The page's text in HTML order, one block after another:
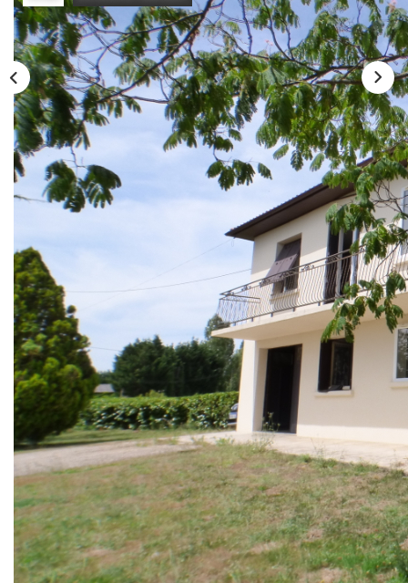
Description
Réf : 1078M
MANDAT SUCCÈS : Dans un environnement calme,
maison sur sous-sol comprenant en rez-de-chausée une
entrée, une pièce aménageable et un garage. A l'étage se
trouve une pièce de vie avec accès direct à un balcon,
cuisine, dégagement, 3 chambres, salle d'eau moderne et
WC. Le tout sur 5000 m² de terrain.
CONFORT : environnement calme ; double vitrage ;
isolation de février 2018 ; peinture façade de 3-4 ans ;
ramaniement de toiture il y a moins de 10 ans ; salle de
d'eau refaite ; terrain plat ; garage ; puits + borne d'irrigation